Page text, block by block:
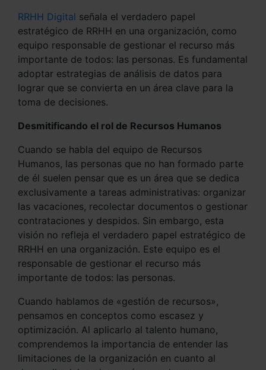
RRHH Digital señala el verdadero papel
estratégico de RRHH en una organización, como
equipo responsable de gestionar el recurso más
importante de todos: las personas. Es fundamental
adoptar estrategias de análisis de datos para
lograr que se convierta en un área clave para la
toma de decisiones.
Desmitificando el rol de Recursos Humanos
Cuando se habla del equipo de Recursos
Humanos, las personas que no han formado parte
de él suelen pensar que es un área que se dedica
exclusivamente a tareas administrativas: organizar
las vacaciones, recolectar documentos o gestionar
contrataciones y despidos. Sin embargo, esta
visión no refleja el verdadero papel estratégico de
RRHH en una organización. Este equipo es el
responsable de gestionar el recurso más
importante de todos: las personas.
Cuando hablamos de «gestión de recursos»,
pensamos en conceptos como escasez y
optimización. Al aplicarlo al talento humano,
comprendemos la importancia de entender las
limitaciones de la organización en cuanto al